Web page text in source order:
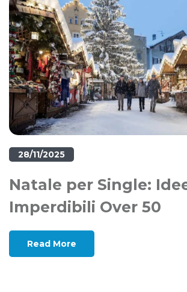
28/11/2025
Natale per Single:
Imperdibili Over 50
Read More